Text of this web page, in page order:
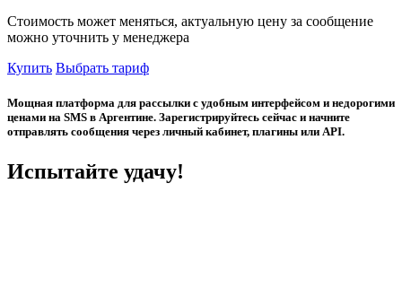
Стоимость может меняться, актуальную цену за сообщение
можно уточнить у менеджера
Купить Выбрать тариф
Мощная платформа для рассылки с удобным интерфейсом и недорогими
ценами на SMS в Аргентине. Зарегистрируйтесь сейчас и начните
отправлять сообщения через личный кабинет, плагины или API.
Испытайте удачу!